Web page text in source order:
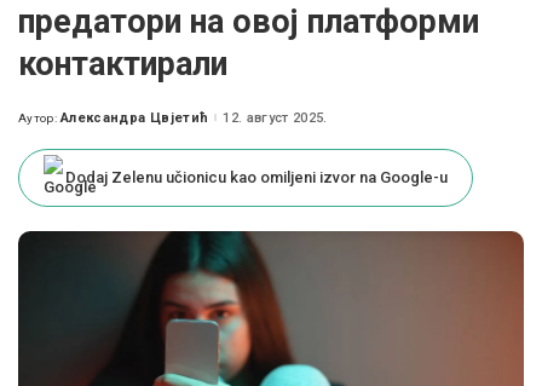
предатори на овој платформи
контактирали
Posted
Аутор: Александра Цвјетић 12. август 2025.
Dodaj Zelenu učionicu kao omiljeni izvor na Google-u